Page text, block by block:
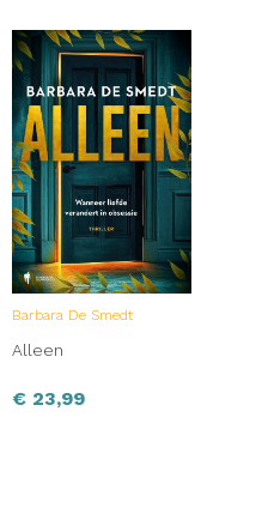
Barbara De Smedt
Alleen
€ 23,99